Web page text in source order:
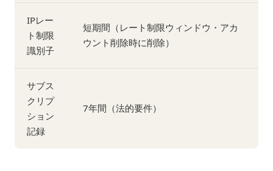
IPレー
ト制限
識別子
短期間（レート制限ウィンドウ・アカ
ウント削除時に削除）
サブス
クリプ
ション
記録
7年間（法的要件）